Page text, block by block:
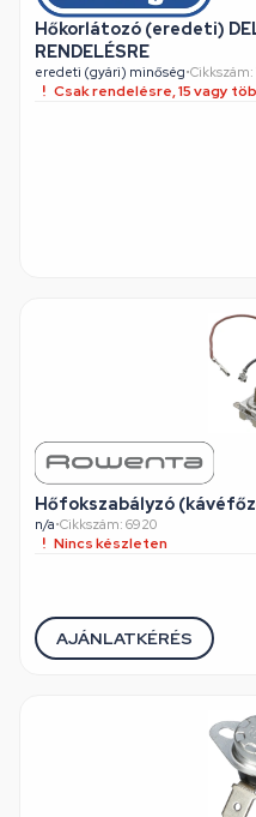
Hőkorlátozó (eredeti)
RENDELÉSRE
eredeti (gyári) minőség•
Csak rendelésre, 15 vagy
Hőfokszabályzó
n/a•Cikkszám: 6920
Nincs készleten
AJÁNLATKÉRÉS